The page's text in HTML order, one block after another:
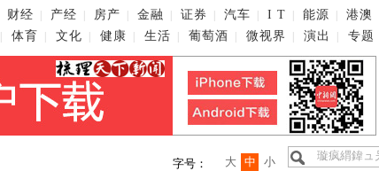
财经 产经 房产 金融 证券 汽车 I T 能源 港澳
体育 文化 健康 生活 葡萄酒 微视界 演出 专题
字号： 小
中
大